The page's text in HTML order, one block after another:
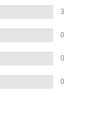
3
0
0
0